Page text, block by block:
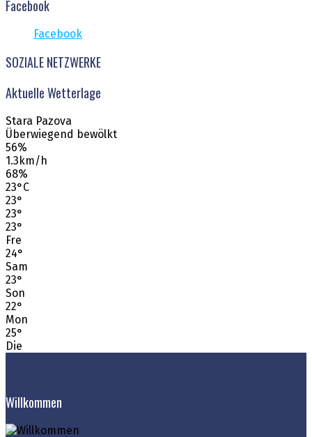
Facebook
Facebook
SOZIALE NETZWERKE
Aktuelle Wetterlage
Stara Pazova
Überwiegend bewölkt
56%
1.3km/h
68%
23°C
23°
23°
23°
Fre
24°
Sam
23°
Son
22°
Mon
25°
Die
Willkommen